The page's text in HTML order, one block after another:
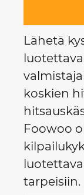
Lähetä
koskien
Foowoo
tarpeisiin.